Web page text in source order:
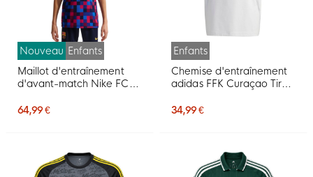
Nouveau Enfants
Maillot d'entraînement
d'avant-match Nike FC
pour Enfants, rouge, bleu
64,99 €
Enfants
Chemise d'entraînement
adidas FFK Curaçao Tiro
2028, gris
34,99 €